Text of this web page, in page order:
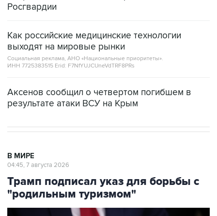
Росгвардии
Как российские медицинские технологии
выходят на мировые рынки
Социальная реклама, АНО «Национальные приоритеты».
ИНН 7725383515 Erid: F7NfYUJCUneVdTRF8PRs
Аксенов сообщил о четвертом погибшем в
результате атаки ВСУ на Крым
В МИРЕ
04:45, 7 августа 2026
Трамп подписал указ для борьбы с
"родильным туризмом"